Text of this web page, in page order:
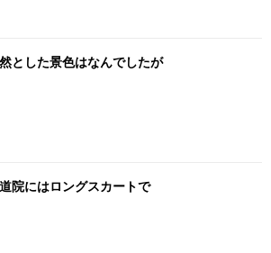
とした景色はなんでしたが
院にはロングスカートで